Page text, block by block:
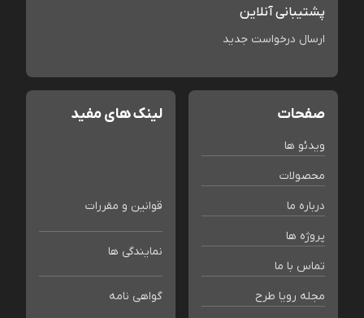
پشتیبانی آنلاین
ارسال درخواست جدید
صفحات
ویدئو ها
محصولات
درباره ما
پروژه ها
تماس با ما
مجله رویا طرح
لینک های مفید
قوانین و مقررات
نمایندگی ها
گواهی نامه